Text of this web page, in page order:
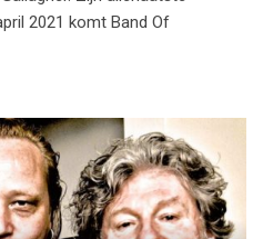
2021 komt Band Of